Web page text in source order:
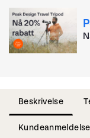
Beskrivelse